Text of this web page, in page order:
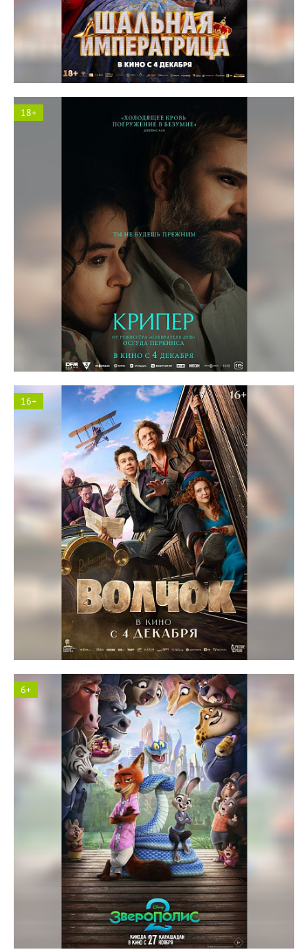
Космос кинотеатр
18+
Солярис кинотеатр
16+
Космос кинотеатр
6+
Космос кинотеатр